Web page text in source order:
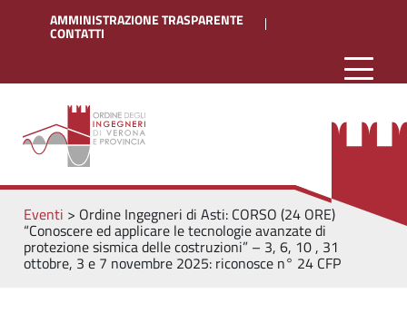
AMMINISTRAZIONE TRASPARENTE
CONTATTI
Eventi > Ordine Ingegneri di Asti: CORSO (24 ORE)
“Conoscere ed applicare le tecnologie avanzate di
protezione sismica delle costruzioni” – 3, 6, 10 , 31
ottobre, 3 e 7 novembre 2025: riconosce n° 24 CFP